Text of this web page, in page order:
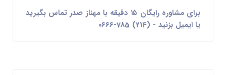
برای مشاوره رایگان ۱۵ دقیقه با مهناز صدر تماس بگیرید
یا ایمیل بزنید - (214) 785-0666